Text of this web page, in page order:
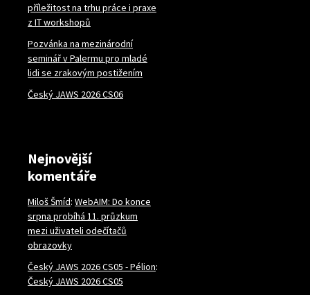
příležitost na trhu práce i praxe
z IT workshopů
Pozvánka na mezinárodní
seminář v Palermu pro mladé
lidi se zrakovým postižením
Český JAWS 2026 CS06
Nejnovější
komentáře
Miloš Šmíd: WebAIM: Do konce
srpna probíhá 11. průzkum
mezi uživateli odečítačů
obrazovky
Český JAWS 2026 CS05 - Pélion:
Český JAWS 2026 CS05